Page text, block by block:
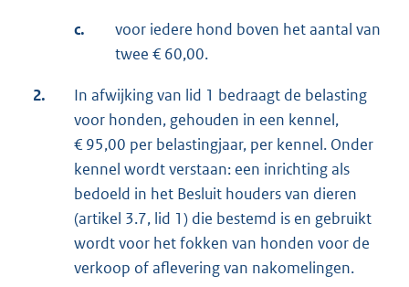
c.
voor iedere hond boven het aantal van
twee € 60,00.
2.
In afwijking van lid 1 bedraagt de belasting
voor honden, gehouden in een kennel,
€ 95,00 per belastingjaar, per kennel. Onder
kennel wordt verstaan: een inrichting als
bedoeld in het Besluit houders van dieren
(artikel 3.7, lid 1) die bestemd is en gebruikt
wordt voor het fokken van honden voor de
verkoop of aflevering van nakomelingen.